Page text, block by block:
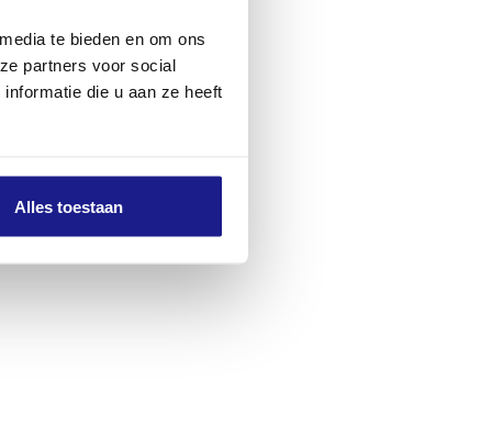
te bieden en om ons
partners voor social
die u aan ze heeft
Alles toestaan